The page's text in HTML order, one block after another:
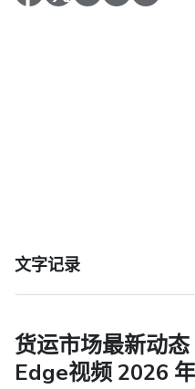
文字记录
货运市场最新动
Edge视频 2026